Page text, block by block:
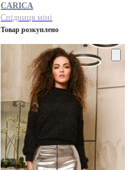
CARICA
Спідниця міні
Товар розкуплено